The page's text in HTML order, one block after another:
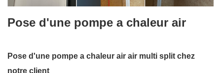
Pose d'une pompe a chaleur air
Pose d'une pompe a chaleur air air multi split chez
notre client